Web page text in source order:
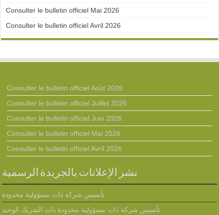
Consulter le bulletin officiel Mai 2026
Consulter le bulletin officiel Avril 2026
Consulter le bulletin officiel Août 2026
Consulter le bulletin officiel Juillet 2026
Consulter le bulletin officiel Juin 2026
Consulter le bulletin officiel Mai 2026
Consulter le bulletin officiel Avril 2026
نشر الإعلانات بالجريدة الرسمية
تأسيس شركة ذات مسؤولية محدودة
تأسيس شركة ذات مسؤولية محدودة ذات الشريك الوحيد